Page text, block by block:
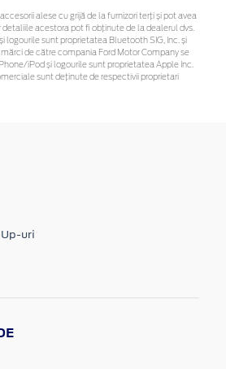
alese cu grijă de la furnizori terți și pot avea
detaliile acestora pot fi obținute de la dealerul dvs.
logourile sunt proprietatea Bluetooth SIG, Inc. și
de către compania Ford Motor Company se
iPod și logourile sunt proprietatea Apple Inc.
sunt deținute de respectivii proprietari
uri